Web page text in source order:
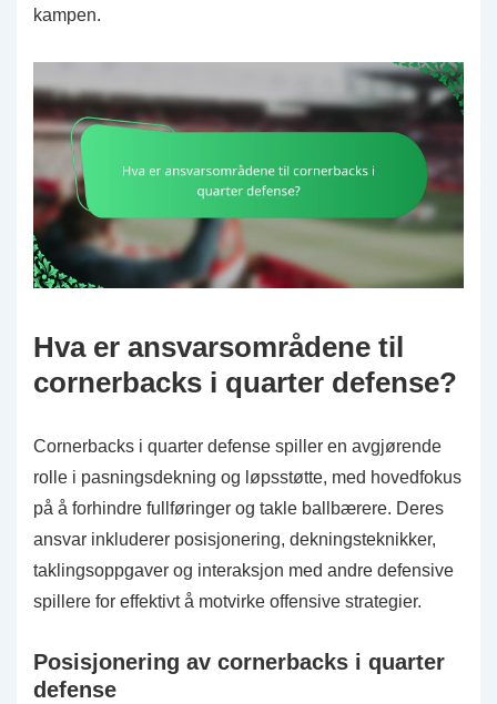
kampen.
Hva er ansvarsområdene til
cornerbacks i quarter defense?
Cornerbacks i quarter defense spiller en avgjørende
rolle i pasningsdekning og løpsstøtte, med hovedfokus
på å forhindre fullføringer og takle ballbærere. Deres
ansvar inkluderer posisjonering, dekningsteknikker,
taklingsoppgaver og interaksjon med andre defensive
spillere for effektivt å motvirke offensive strategier.
Posisjonering av cornerbacks i quarter
defense